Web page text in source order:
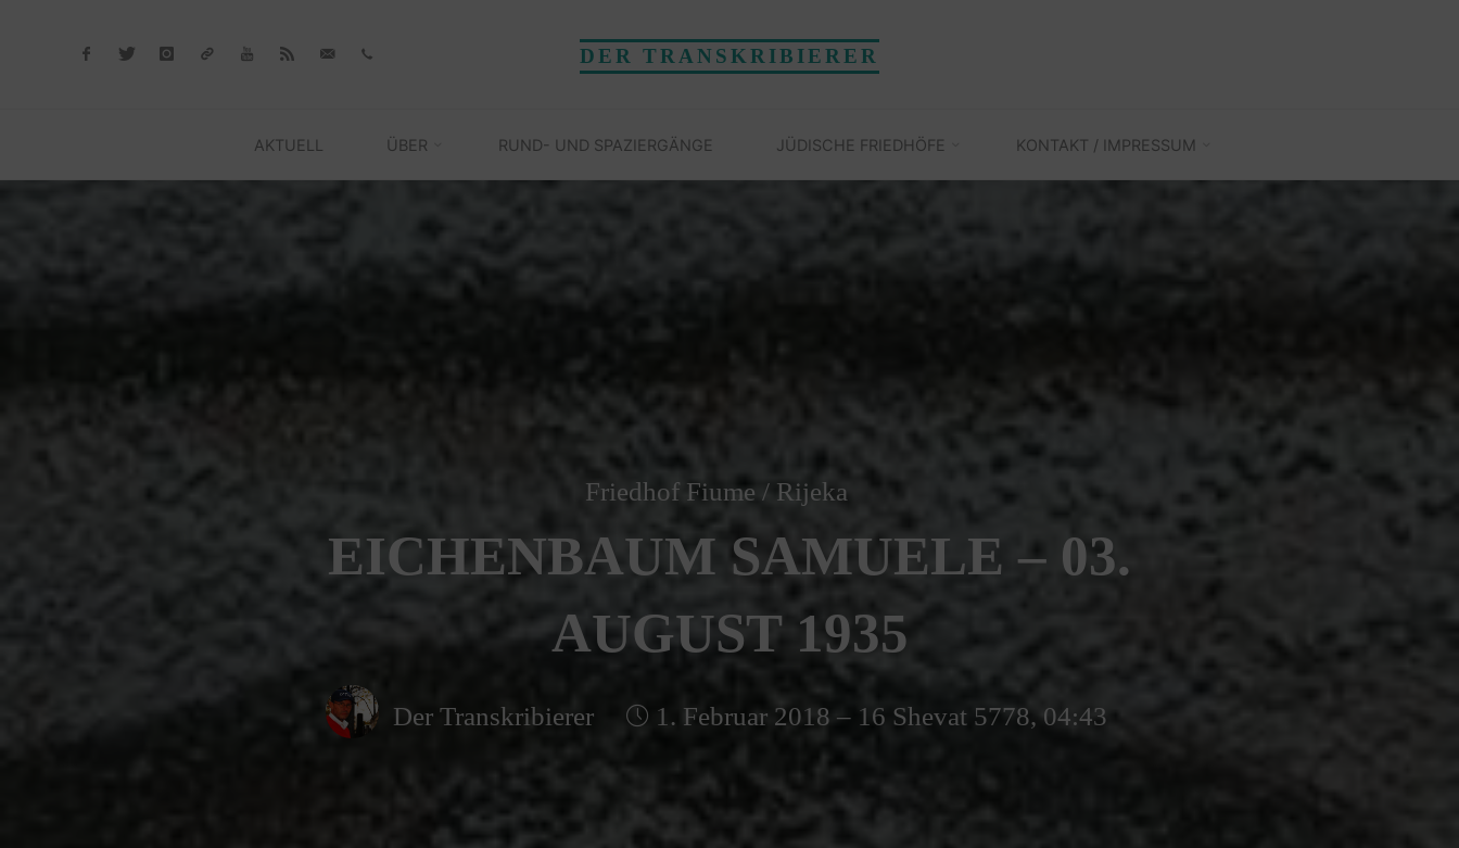
DER TRANSKRIBIERER
AKTUELL ÜBER RUND- UND SPAZIERGÄNGE JÜDISCHE FRIEDHÖFE KONTAKT / IMPRESSUM
Friedhof Fiume / Rijeka
EICHENBAUM SAMUELE – 03.
AUGUST 1935
Der Transkribierer 1. Februar 2018 – 16 Shevat 5778, 04:43